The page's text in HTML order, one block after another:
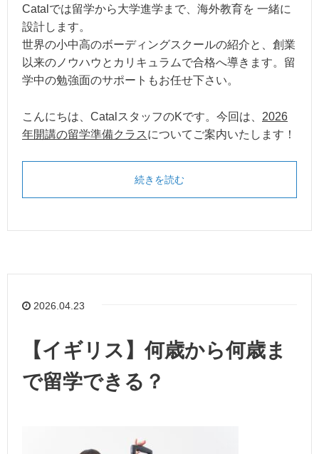
Catalでは留学から大学進学まで、海外教育を 一緒に
設計します。
世界の小中高のボーディングスクールの紹介と、創業
以来のノウハウとカリキュラムで合格へ導きます。留
学中の勉強面のサポートもお任せ下さい。
こんにちは、CatalスタッフのKです。今回は、 2026
年開講の留学準備クラスについてご案内いたします！
続きを読む
2026.04.23
【イギリス】何歳から何歳ま
で留学できる？